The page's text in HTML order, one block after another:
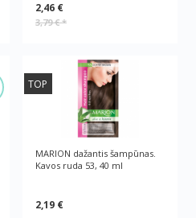
2,46 €
3,79 €*
TOP
MARION dažantis šampūnas.
Kavos ruda 53, 40 ml
2,19 €